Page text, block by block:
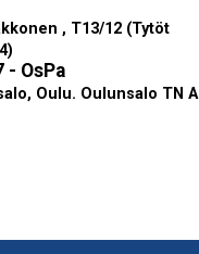
, T13/12 (Tytöt
- OsPa
Oulu. Oulunsalo TN A